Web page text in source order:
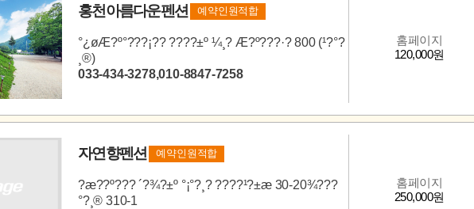
홍천아름다운펜션 예약인원적합
°­¿øÆ?º°???¡?? ????±º ¼­¸? Æ?º???·? 800 (¹?°?
¸®)
033-434-3278,010-8847-7258
홈페이지
120,000원
자연향펜션 예약인원적합
?æ??º??? ´?¾?±º °¡°?¸? ????¹?±æ 30-20¾???
°?¸® 310-1
홈페이지
250,000원